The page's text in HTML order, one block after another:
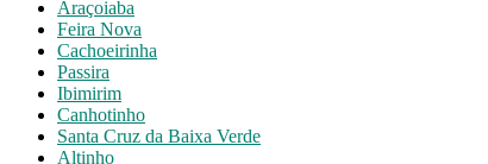
Araçoiaba
Feira Nova
Cachoeirinha
Passira
Ibimirim
Canhotinho
Santa Cruz da Baixa Verde
Altinho